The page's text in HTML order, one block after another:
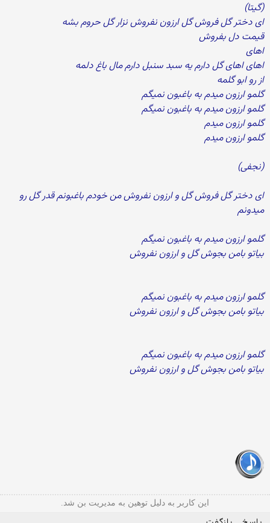
(گیتا)
ای دختر گل فروش گل ارزون نفروش نزار گل حروم بشه
قیمت دل بفروش
اهای
اهای اهای گل دارم یه سبد سنبل دارم مال باغ دلمه
از رو ابو گلمه
گلمو ارزون میدم به باغبون نمیگم
گلمو ارزون میدم به باغبون نمیگم
گلمو ارزون میدم
گلمو ارزون میدم
(نجفی)
ای دختر گل فروش گل و ارزون نفروش من خودم باغبونم قدر گل رو
میدونم
گلمو ارزون میدم به باغبون نمیگم
بیاتو بامن بجوش گل و ارزون نفروش
گلمو ارزون میدم به باغبون نمیگم
بیاتو بامن بجوش گل و ارزون نفروش
گلمو ارزون میدم به باغبون نمیگم
بیاتو بامن بجوش گل و ارزون نفروش
این کاربر به دلیل توهین به مدیریت بن شد.